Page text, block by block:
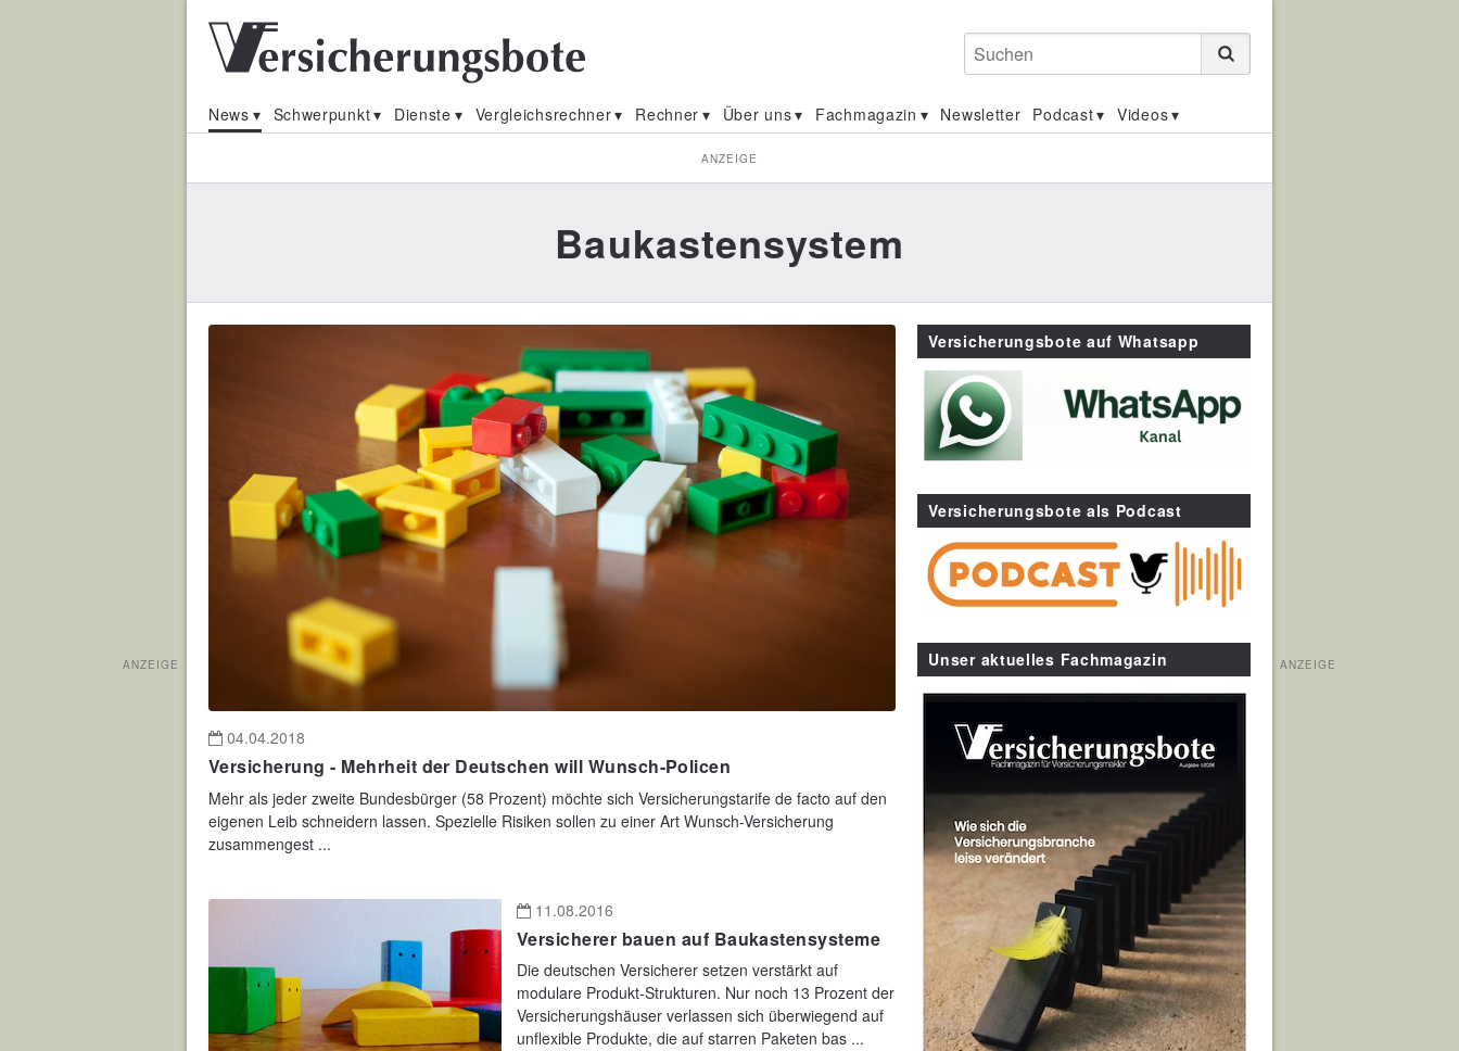
Suchen
News Schwerpunkt Dienste Vergleichsrechner Rechner Über uns Fachmagazin Newsletter Podcast Videos
ANZEIGE
Baukastensystem
04.04.2018
Versicherung - Mehrheit der Deutschen will Wunsch-Policen
Mehr als jeder zweite Bundesbürger (58 Prozent) möchte sich Versicherungstarife de facto auf den
eigenen Leib schneidern lassen. Spezielle Risiken sollen zu einer Art Wunsch-Versicherung
zusammengest ...
11.08.2016
Versicherer bauen auf Baukastensysteme
Die deutschen Versicherer setzen verstärkt auf
modulare Produkt-Strukturen. Nur noch 13 Prozent der
Versicherungshäuser verlassen sich überwiegend auf
unflexible Produkte, die auf starren Paketen bas ...
Versicherungsbote auf Whatsapp
Versicherungsbote als Podcast
Unser aktuelles Fachmagazin
ANZEIGE ANZEIGE